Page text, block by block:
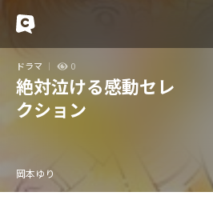
ドラマ 0
絶対泣ける感動セレ
クション
岡本ゆり